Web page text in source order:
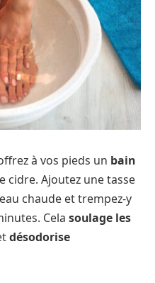
à vos pieds un bain
cidre. Ajoutez une tasse
chaude et trempez-y
Cela soulage les
désodorise